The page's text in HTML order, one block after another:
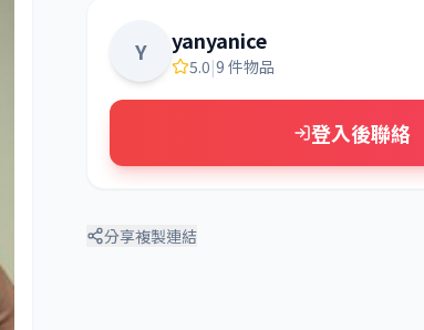
Y yanyanice
5.0|9 件物品
登入後聯絡
分享複製連結